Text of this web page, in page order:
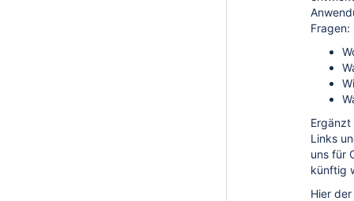
Fragen:
Links
uns für
künftig
Hier